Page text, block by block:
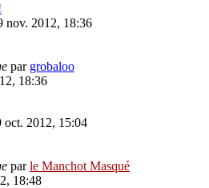
nov. 2012, 18:36
par grobaloo
18:36
oct. 2012, 15:04
parle Manchot Masqué
18:48